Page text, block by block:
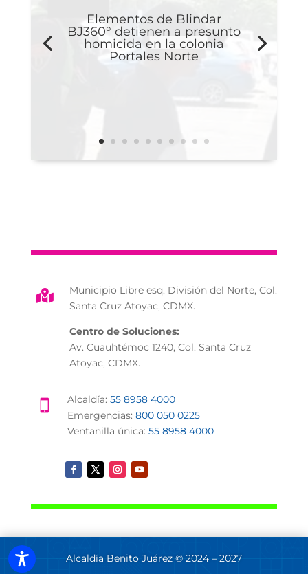
Elementos de Blindar
BJ360° detienen a presunto
homicida en la colonia
Portales Norte

Municipio Libre esq. División del Norte, Col.
Santa Cruz Atoyac, CDMX.
Centro de Soluciones:
Av. Cuauhtémoc 1240, Col. Santa Cruz
Atoyac, CDMX.
 Alcaldía: 55 8958 4000
Emergencias: 800 050 0225
Ventanilla única: 55 8958 4000
Alcaldía Benito Juárez © 2024 – 2027